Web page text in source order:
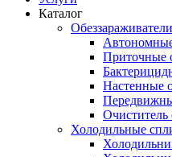
Каталог
Приточные
Настенные
Очиститель
Холодильные